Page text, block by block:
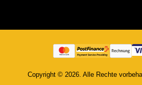
Copyright © 2026. Alle Rechte